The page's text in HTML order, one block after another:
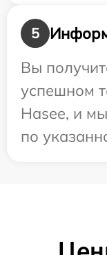
5
Вы
успешном
Hasee, и
по